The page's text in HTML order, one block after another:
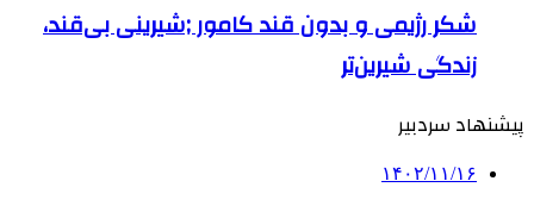
شکر رژیمی و بدون قند کامور ;شیرینی بی‌قند،
زندگی شیرین‌تر
پیشنهاد سردبیر
۱۴۰۲/۱۱/۱۶